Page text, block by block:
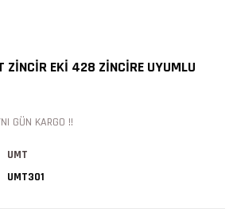
ZİNCİR EKİ 428 ZİNCİRE UYUMLU
GÜN KARGO !!
UMT
UMT301